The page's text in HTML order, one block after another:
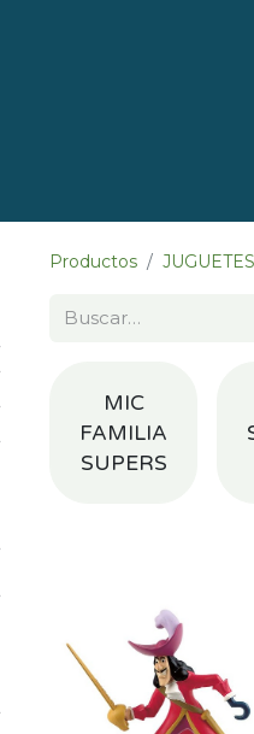
Productos JUGUETES
MIC
FAMILIA
SUPERS